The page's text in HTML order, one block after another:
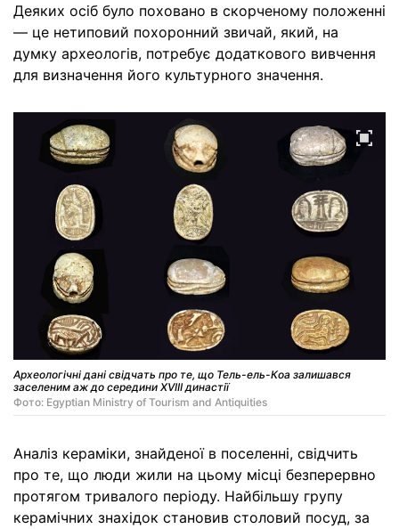
Деяких осіб було поховано в скорченому положенні
— це нетиповий похоронний звичай, який, на
думку археологів, потребує додаткового вивчення
для визначення його культурного значення.
Археологічні дані свідчать про те, що Тель-ель-Коа залишався
заселеним аж до середини XVIII династії
Фото: Egyptian Ministry of Tourism and Antiquities
Аналіз кераміки, знайденої в поселенні, свідчить
про те, що люди жили на цьому місці безперервно
протягом тривалого періоду. Найбільшу групу
керамічних знахідок становив столовий посуд, за